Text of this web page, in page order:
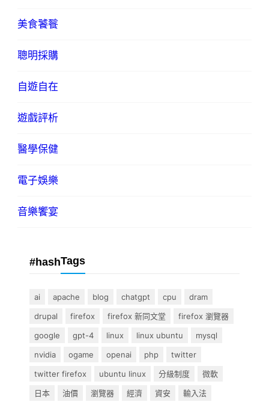
美食饕餮
聰明採購
自遊自在
遊戲評析
醫學保健
電子娛樂
音樂饗宴
#hashTags
ai apache blog chatgpt cpu
dram
drupal
firefox firefox 新同文堂
firefox 瀏覽器
google
gpt-4 linux linux ubuntu
mysql
nvidia
ogame openai php
twitter
twitter firefox
ubuntu linux 分級制度
微軟
日本
油價 瀏覽器 經濟 資安 輸入法